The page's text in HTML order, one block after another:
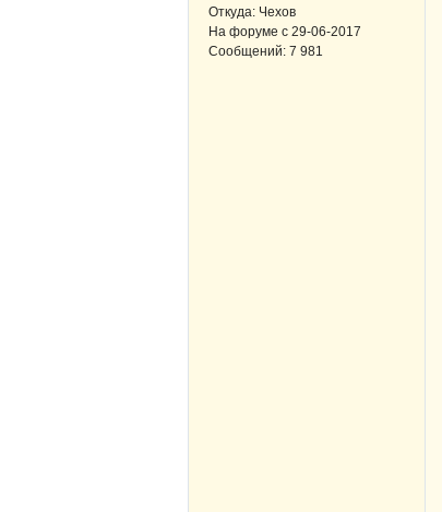
Откуда: Чехов
На форуме с 29-06-2017
Сообщений: 7 981